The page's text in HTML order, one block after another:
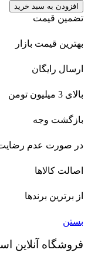
افزودن به سبد خرید
تضمین قیمت
بهترین قیمت بازار
ارسال رایگان
بالای 3 میلیون تومن
بازگشت وجه
در صورت عدم
اصالت کالاها
از برترین برندها
بستن
فروشگاه آنلاین